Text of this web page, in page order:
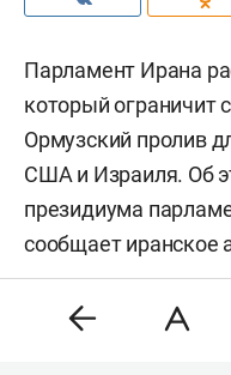
Парламент Ирана
который ограничит
Ормузский пролив
США и Израиля. Об
президиума
сообщает иранское